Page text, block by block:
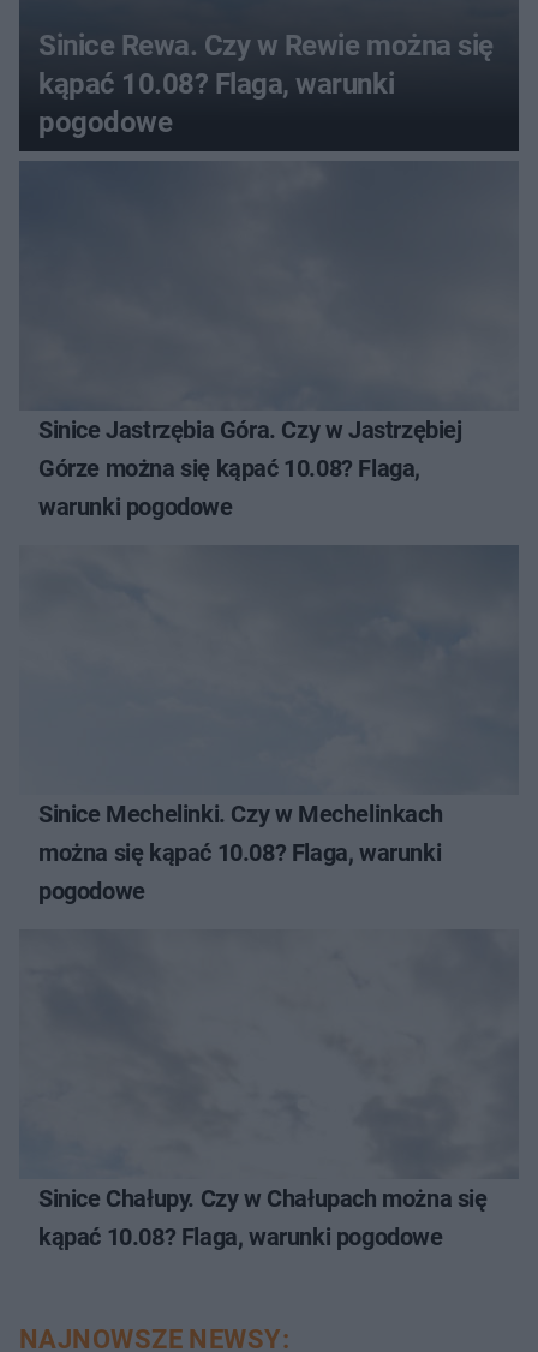
Sinice Rewa. Czy w Rewie można się
kąpać 10.08? Flaga, warunki
pogodowe
Sinice Jastrzębia Góra. Czy w Jastrzębiej
Górze można się kąpać 10.08? Flaga,
warunki pogodowe
Sinice Mechelinki. Czy w Mechelinkach
można się kąpać 10.08? Flaga, warunki
pogodowe
Sinice Chałupy. Czy w Chałupach można się
kąpać 10.08? Flaga, warunki pogodowe
NAJNOWSZE NEWSY: